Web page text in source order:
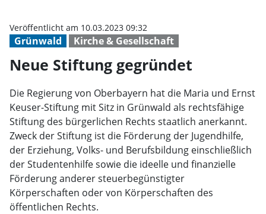
Grünwald Kirche & Gesellschaft
Veröffentlicht am 10.03.2023 09:32
Neue Stiftung gegründet
Die Regierung von Oberbayern hat die Maria und Ernst
Keuser-Stiftung mit Sitz in Grünwald als rechtsfähige
Stiftung des bürgerlichen Rechts staatlich anerkannt.
Zweck der Stiftung ist die Förderung der Jugendhilfe,
der Erziehung, Volks- und Berufsbildung einschließlich
der Studentenhilfe sowie die ideelle und finanzielle
Förderung anderer steuerbegünstigter
Körperschaften oder von Körperschaften des
öffentlichen Rechts.